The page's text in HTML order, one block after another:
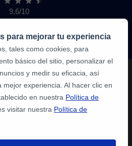
9,6/10
1.339.284
de
alumnos
para mejorar tu experiencia
tales como cookies, para
básico del sitio, personalizar el
y medir su eficacia, así
experiencia. Al hacer clic en
en nuestra Política de
visitar nuestra Política de